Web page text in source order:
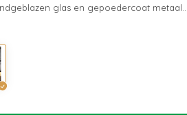
glas en gepoedercoat metaal...